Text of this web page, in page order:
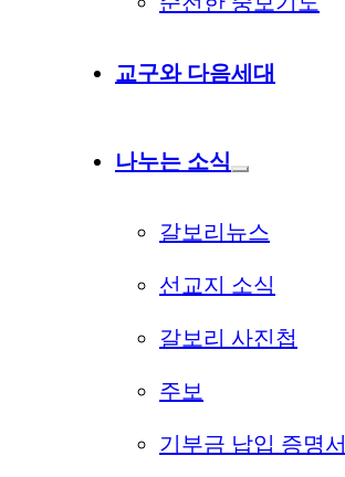
교구와 다음세대
나누는 소식
갈보리뉴스
선교지 소식
갈보리 사진첩
주보
기부금 납입 증명서